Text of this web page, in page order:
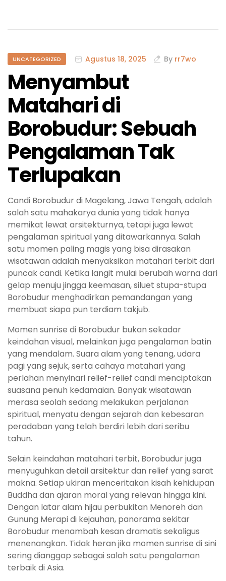
UNCATEGORIZED Agustus 18, 2025 By rr7wo
Menyambut
Matahari di
Borobudur: Sebuah
Pengalaman Tak
Terlupakan
Candi Borobudur di Magelang, Jawa Tengah, adalah
salah satu mahakarya dunia yang tidak hanya
memikat lewat arsitekturnya, tetapi juga lewat
pengalaman spiritual yang ditawarkannya. Salah
satu momen paling magis yang bisa dirasakan
wisatawan adalah menyaksikan matahari terbit dari
puncak candi. Ketika langit mulai berubah warna dari
gelap menuju jingga keemasan, siluet stupa-stupa
Borobudur menghadirkan pemandangan yang
membuat siapa pun terdiam takjub.
Momen sunrise di Borobudur bukan sekadar
keindahan visual, melainkan juga pengalaman batin
yang mendalam. Suara alam yang tenang, udara
pagi yang sejuk, serta cahaya matahari yang
perlahan menyinari relief-relief candi menciptakan
suasana penuh kedamaian. Banyak wisatawan
merasa seolah sedang melakukan perjalanan
spiritual, menyatu dengan sejarah dan kebesaran
peradaban yang telah berdiri lebih dari seribu
tahun.
Selain keindahan matahari terbit, Borobudur juga
menyuguhkan detail arsitektur dan relief yang sarat
makna. Setiap ukiran menceritakan kisah kehidupan
Buddha dan ajaran moral yang relevan hingga kini.
Dengan latar alam hijau perbukitan Menoreh dan
Gunung Merapi di kejauhan, panorama sekitar
Borobudur menambah kesan dramatis sekaligus
menenangkan. Tidak heran jika momen sunrise di sini
sering dianggap sebagai salah satu pengalaman
terbaik di Asia.